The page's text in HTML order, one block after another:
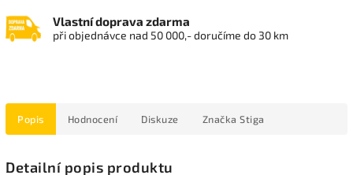
Vlastní doprava zdarma
při objednávce nad 50 000,- doručíme do 30 km
Popis Hodnocení Diskuze Značka Stiga
Detailní popis produktu